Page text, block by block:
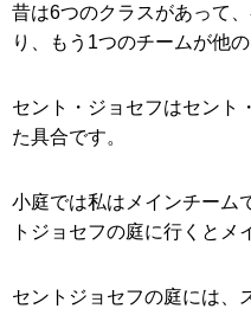
昔は6つのクラスがあって
り、もう1つのチームが他
セント・ジョセフはセント
た具合です。
小庭では私はメインチーム
トジョセフの庭に行くとメ
セントジョセフの庭には、